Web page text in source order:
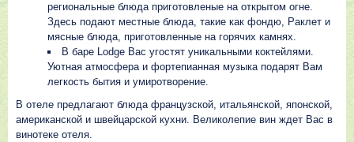
региональные блюда приготовленые на открытом огне.
Здесь подают местные блюда, такие как фондю, Раклет и
мясные блюда, приготовленные на горячих камнях.
В баре Lodge Вас угостят уникальными коктейлями.
Уютная атмосфера и фортепианная музыка подарят Вам
легкость бытия и умиротворение.
В отеле предлагают блюда французской, итальянской, японской,
американской и швейцарской кухни. Великолепие вин ждет Вас в
винотеке отеля.